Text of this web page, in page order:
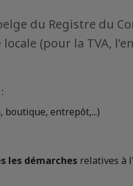
du Registre du
(pour la TVA,
entrepôt,...)
les démarches relatives à